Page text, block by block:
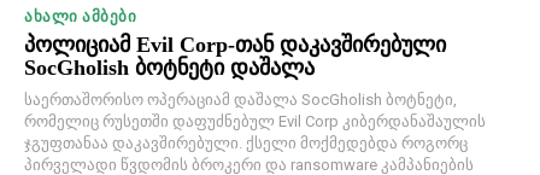
ᲐᲮᲐᲚᲘ ᲐᲛᲑᲔᲑᲘ
პოლიციამ Evil Corp-თან დაკავშირებული
SocGholish ბოტნეტი დაშალა
საერთაშორისო ოპერაციამ დაშალა SocGholish ბოტნეტი,
რომელიც რუსეთში დაფუძნებულ Evil Corp კიბერდანაშაულის
ჯგუფთანაა დაკავშირებული. ქსელი მოქმედებდა როგორც
პირველადი წვდომის ბროკერი და ransomware კამპანიების